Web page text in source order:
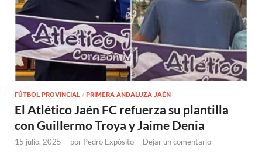
FÚTBOL PROVINCIAL / PRIMERA ANDALUZA JAÉN
El Atlético Jaén FC refuerza su plantilla
con Guillermo Troya y Jaime Denia
15 julio, 2025 - por Pedro Expósito - Dejar un comentario